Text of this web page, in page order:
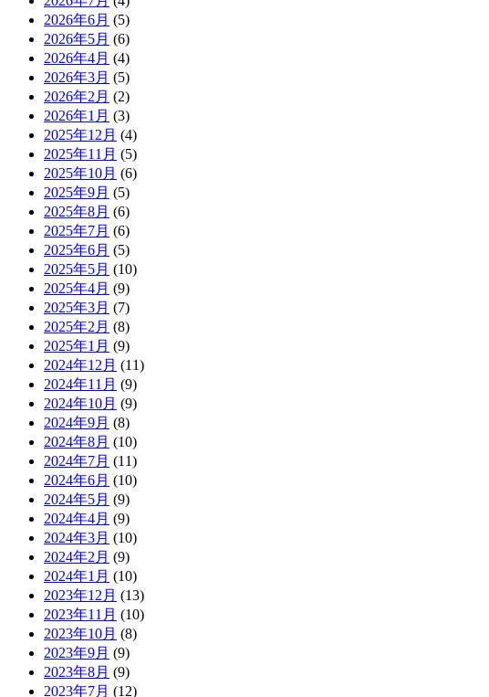
2026年6月 (5)
2026年5月 (6)
2026年4月 (4)
2026年3月 (5)
2026年2月 (2)
2026年1月 (3)
2025年12月 (4)
2025年11月 (5)
2025年10月 (6)
2025年9月 (5)
2025年8月 (6)
2025年7月 (6)
2025年6月 (5)
2025年5月 (10)
2025年4月 (9)
2025年3月 (7)
2025年2月 (8)
2025年1月 (9)
2024年12月 (11)
2024年11月 (9)
2024年10月 (9)
2024年9月 (8)
2024年8月 (10)
2024年7月 (11)
2024年6月 (10)
2024年5月 (9)
2024年4月 (9)
2024年3月 (10)
2024年2月 (9)
2024年1月 (10)
2023年12月 (13)
2023年11月 (10)
2023年10月 (8)
2023年9月 (9)
2023年8月 (9)
2023年7月 (12)